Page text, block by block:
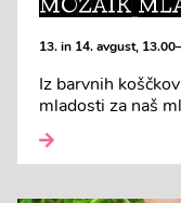
13. in 14. avgust,
Iz barvnih
mladosti za naš